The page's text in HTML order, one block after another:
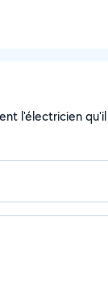
l'électricien